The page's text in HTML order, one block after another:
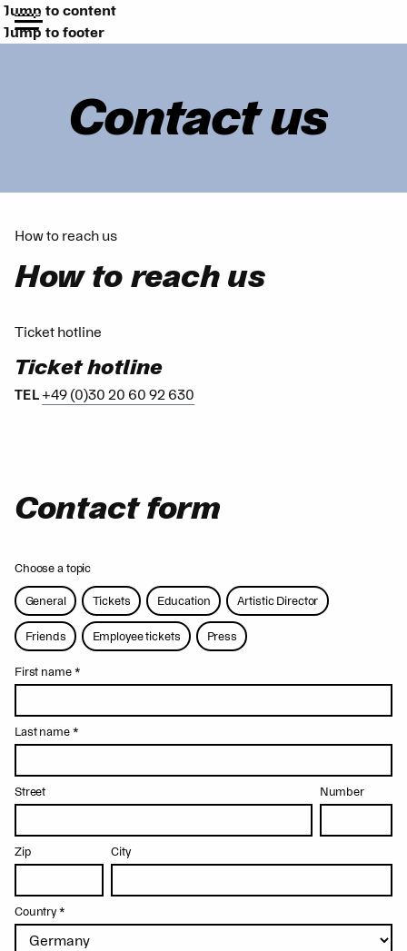
Jump to content
Jump to footer
Contact us
How to reach us
How to reach us
Ticket hotline
Ticket hotline
TEL+49 (0)30 20 60 92 630
Contact form
Choose a topic
General Tickets Education Artistic Director
Friends Employee tickets Press
First name*
Last name*
Street Number
Zip City
Country*